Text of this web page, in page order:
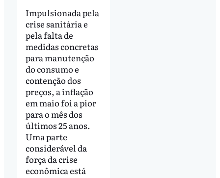
Impulsionada pela
crise sanitária e
pela falta de
medidas concretas
para manutenção
do consumo e
contenção dos
preços, a inflação
em maio foi a pior
para o mês dos
últimos 25 anos.
Uma parte
considerável da
força da crise
econômica está